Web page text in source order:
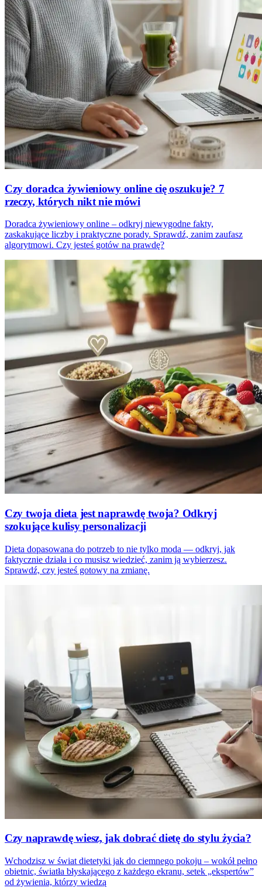
Czy doradca żywieniowy online cię oszukuje? 7
rzeczy, których nikt nie mówi
Doradca żywieniowy online – odkryj niewygodne fakty,
zaskakujące liczby i praktyczne porady. Sprawdź, zanim zaufasz
algorytmowi. Czy jesteś gotów na prawdę?
Czy twoja dieta jest naprawdę twoja? Odkryj
szokujące kulisy personalizacji
Dieta dopasowana do potrzeb to nie tylko moda — odkryj, jak
faktycznie działa i co musisz wiedzieć, zanim ją wybierzesz.
Sprawdź, czy jesteś gotowy na zmianę.
Czy naprawdę wiesz, jak dobrać dietę do stylu życia?
Wchodzisz w świat dietetyki jak do ciemnego pokoju – wokół pełno
obietnic, światła błyskającego z każdego ekranu, setek „ekspertów”
od żywienia, którzy wiedzą